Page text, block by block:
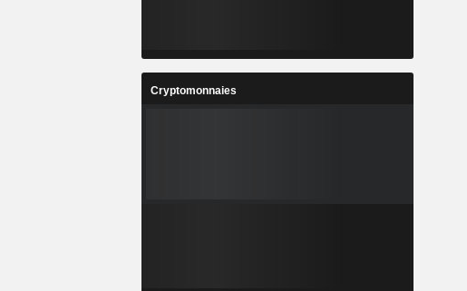
Cryptomonnaies